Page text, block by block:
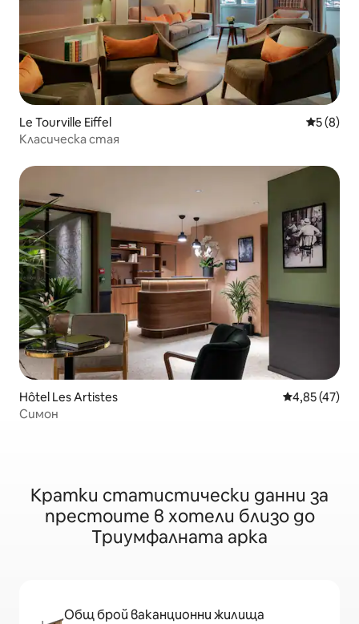
Le Tourville Eiffel Средна
5 (8)
Класическа стая
Hôtel Les Artistes Средна
4,85 (47)
Симон
Кратки статистически данни за
престоите в хотели близо до
Триумфалната арка
Общ брой ваканционни жилища